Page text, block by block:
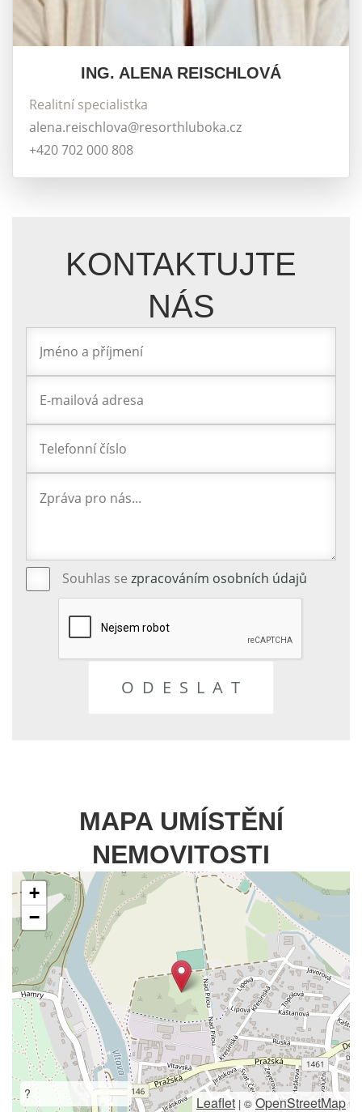
ING. ALENA REISCHLOVÁ
Realitní specialistka
alena.reischlova@resorthluboka.cz
+420 702 000 808
KONTAKTUJTE
NÁS
Souhlas se zpracováním osobních údajů
MAPA UMÍSTĚNÍ
NEMOVITOSTI
+
−
? Leaflet | ©OpenStreetMap